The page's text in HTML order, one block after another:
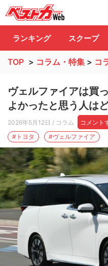
自動車情
ランキング スクープ
TOP > コラム・特集 > コ
ヴェルファイアは買
よかったと思う人は
2026年5月12日 / コラム コメント
#トヨタ
#ヴェルファイア